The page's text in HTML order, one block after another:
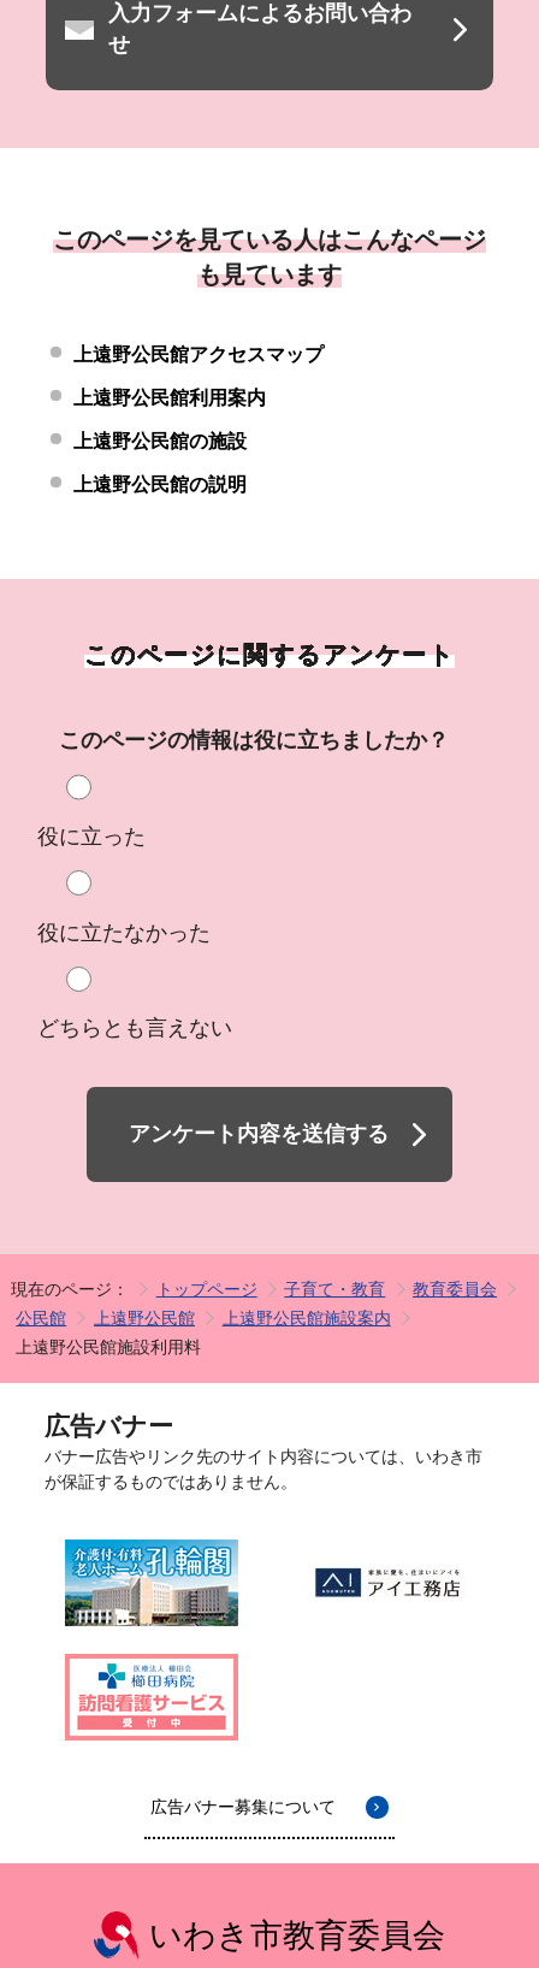
入力フォームによるお問い合わ
せ
このページを見ている人はこんなページ
も見ています
上遠野公民館アクセスマップ
上遠野公民館利用案内
上遠野公民館の施設
上遠野公民館の説明
このページに関するアンケート
このページの情報は役に立ちましたか？
役に立った
役に立たなかった
どちらとも言えない
アンケート内容を送信する
現在のページ： トップページ 子育て・教育
教育委員会
公民館
上遠野公民館
上遠野公民館施設案内
上遠野公民館施設利用料
広告バナー
バナー広告やリンク先のサイト内容については、いわき市
が保証するものではありません。
広告バナー募集について
いわき市教育委員会